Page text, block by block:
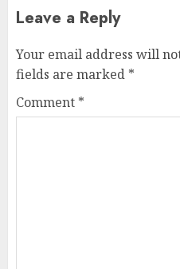
Leave a Reply
Your email address will
fields are marked *
Comment *